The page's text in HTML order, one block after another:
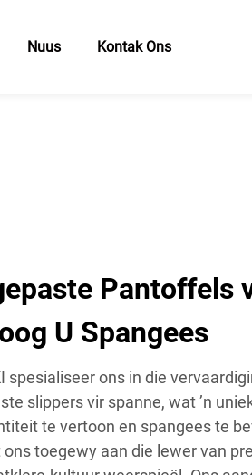
Nuus Kontak Ons
Pantoffels
U Spangees
spesialiseer ons in die
slippers vir spanne, wat ’n
te vertoon en spangees te
ons toegewy aan die lewer van